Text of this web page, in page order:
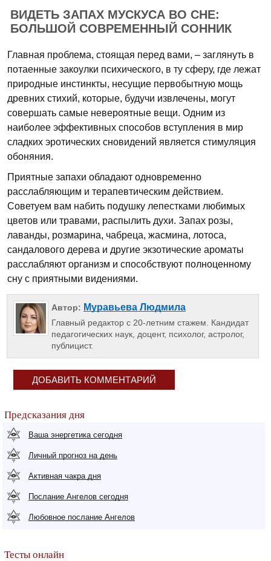
ВИДЕТЬ ЗАПАХ МУСКУСА ВО СНЕ:
БОЛЬШОЙ СОВРЕМЕННЫЙ СОННИК
Главная проблема, стоящая перед вами, – заглянуть в
потаенные закоулки психического, в ту сферу, где лежат
природные инстинкты, несущие первобытную мощь
древних стихий, которые, будучи извлечены, могут
совершать самые невероятные вещи. Одним из
наиболее эффективных способов вступления в мир
сладких эротических сновидений является стимуляция
обоняния.
Приятные запахи обладают одновременно
расслабляющим и терапевтическим действием.
Советуем вам набить подушку лепестками любимых
цветов или травами, распылить духи. Запах розы,
лаванды, розмарина, чабреца, жасмина, лотоса,
сандалового дерева и другие экзотические ароматы
расслабляют организм и способствуют полноценному
сну с приятными видениями.
Автор: Муравьева Людмила
Главный редактор с 20-летним стажем. Кандидат
педагогических наук, доцент, психолог, астролог,
публицист.
ДОБАВИТЬ КОММЕНТАРИЙ
Предсказания дня
Ваша энергетика сегодня
Личный прогноз на день
Активная чакра дня
Послание Ангелов сегодня
Любовное послание Ангелов
Тесты онлайн